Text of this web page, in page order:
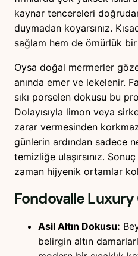
kaynar tencereleri
duymadan koyarsınız.
sağlam hem de ömürlük bir
Oysa doğal mermerler
anında emer ve lekelenir.
sıkı porselen dokusu bu
Dolayısıyla limon veya
zarar vermesinden
günlerin ardından sadece
temizliğe ulaşırsınız.
zaman hijyenik ortamlar
Fondovalle Luxury
Asil Altın Dokusu:
belirgin altın